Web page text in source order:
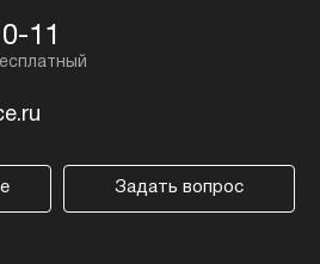
11
Задать вопрос